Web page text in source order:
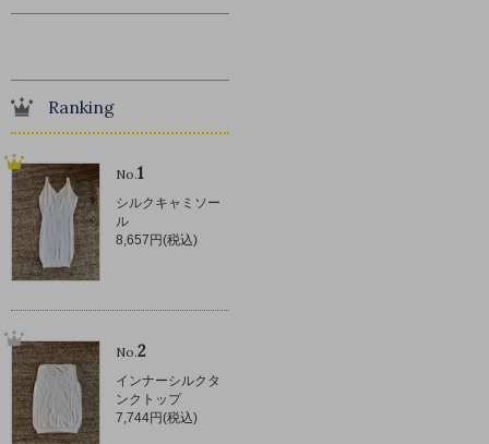
Ranking
No.1
シルクキャミソー
ル
8,657円(税込)
No.2
インナーシルクタ
ンクトップ
7,744円(税込)